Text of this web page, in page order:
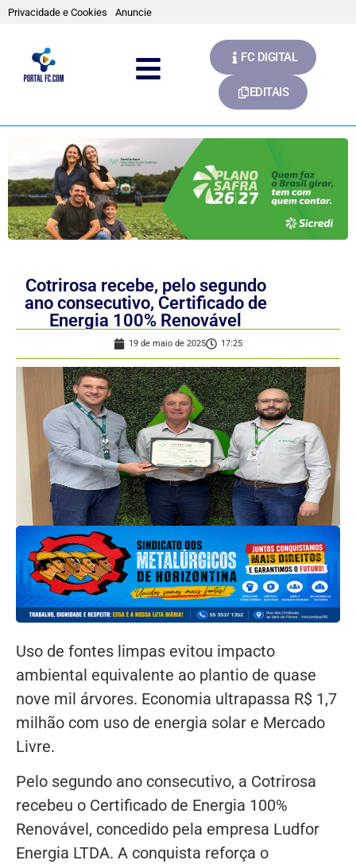
Privacidade e Cookies Anuncie
FC DIGITAL
EDITAIS
Cotrirosa recebe, pelo segundo
ano consecutivo, Certificado de
Energia 100% Renovável
19 de maio de 2025 17:25
Uso de fontes limpas evitou impacto
ambiental equivalente ao plantio de quase
nove mil árvores. Economia ultrapassa R$ 1,7
milhão com uso de energia solar e Mercado
Livre.
Pelo segundo ano consecutivo, a Cotrirosa
recebeu o Certificado de Energia 100%
Renovável, concedido pela empresa Ludfor
Energia LTDA. A conquista reforça o